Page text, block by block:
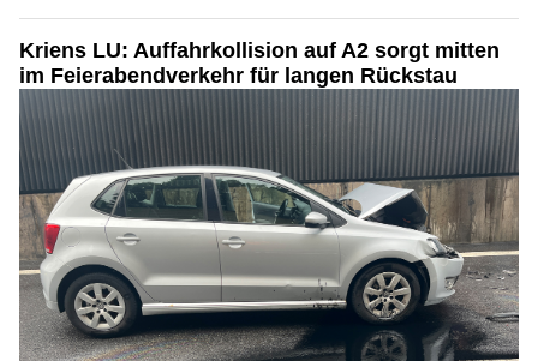
Kriens LU: Auffahrkollision auf A2 sorgt mitten
im Feierabendverkehr für langen Rückstau